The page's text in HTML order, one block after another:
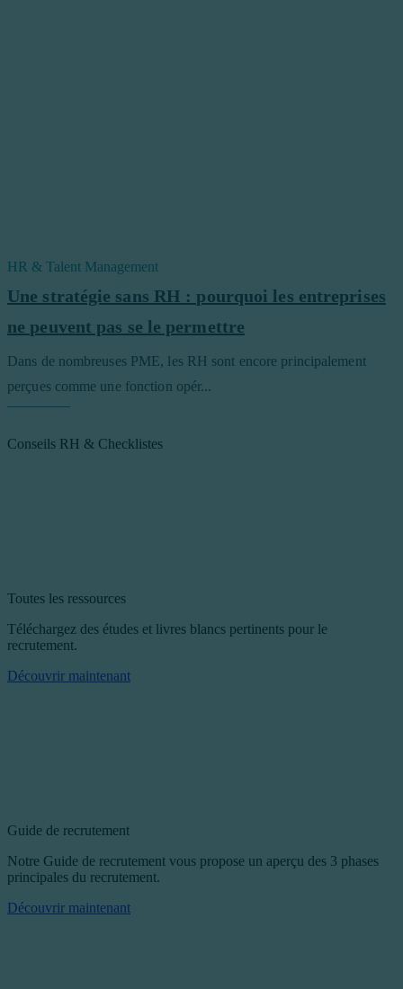
HR & Talent Management
Une stratégie sans RH : pourquoi les entreprises
ne peuvent pas se le permettre
Dans de nombreuses PME, les RH sont encore principalement
perçues comme une fonction opér...
Conseils RH & Checklistes
Toutes les ressources
Téléchargez des études et livres blancs pertinents pour le
recrutement.
Découvrir maintenant
Guide de recrutement
Notre Guide de recrutement vous propose un aperçu des 3 phases
principales du recrutement.
Découvrir maintenant